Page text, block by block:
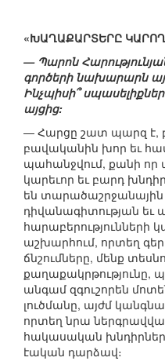
«ԽԱՂԱՔԱՐՏԵՐԸ
— Պարոն
գործերի նախարարն
Ինչպիսի՞
այցից:
— Հարցը շատ պարզ է,
բավականին խոր եւ
պահանջվում, քանի որ
կարեւոր եւ բարդ
են
դիվանագիտության եւ
հարաբերությունների
աշխարհում, որտեղ
ճնշումները, մենք
քաղաքակրթությունը,
անգամ զգուշորեն
լուծմանը, այժմ
որտեղ նրա
հակասական
էական դարձավ։